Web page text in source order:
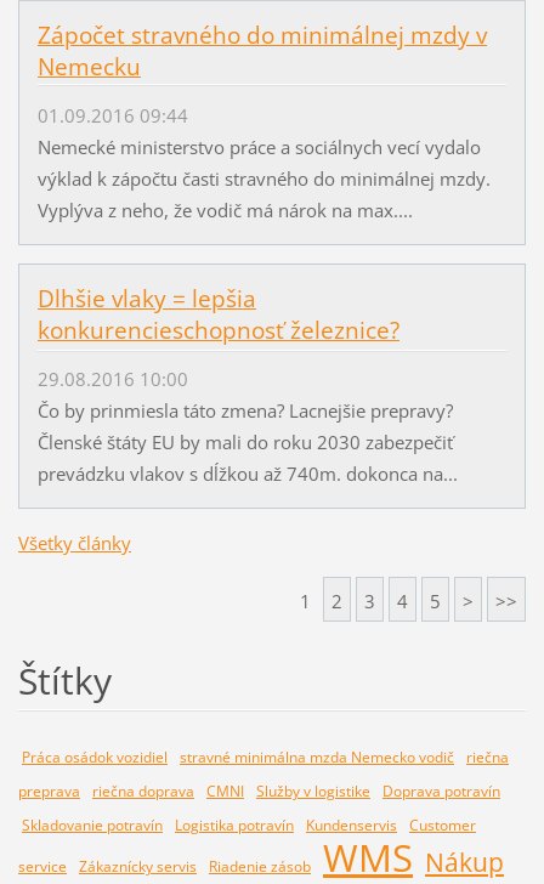
Zápočet stravného do minimálnej mzdy v
Nemecku
01.09.2016 09:44
Nemecké ministerstvo práce a sociálnych vecí vydalo
výklad k zápočtu časti stravného do minimálnej mzdy.
Vyplýva z neho, že vodič má nárok na max....
Dlhšie vlaky = lepšia
konkurencieschopnosť železnice?
29.08.2016 10:00
Čo by prinmiesla táto zmena? Lacnejšie prepravy?
Členské štáty EU by mali do roku 2030 zabezpečiť
prevádzku vlakov s dĺžkou až 740m. dokonca na...
Všetky články
1 2 3 4 5 > >>
Štítky
Práca osádok vozidiel stravné minimálna mzda Nemecko vodič
riečna
preprava
riečna doprava CMNI Služby v logistike
Doprava potravín
Skladovanie potravín
Logistika potravín Kundenservis Customer
service
Zákaznícky servis Riadenie zásob WMS Nákup